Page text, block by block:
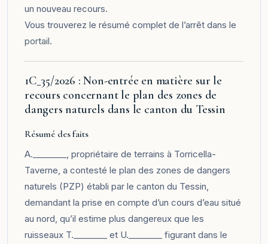
un nouveau recours.
Vous trouverez le résumé complet de l’arrêt dans le
portail.
1C_35/2026 : Non-entrée en matière sur le
recours concernant le plan des zones de
dangers naturels dans le canton du Tessin
Résumé des faits
A.________, propriétaire de terrains à Torricella-
Taverne, a contesté le plan des zones de dangers
naturels (PZP) établi par le canton du Tessin,
demandant la prise en compte d’un cours d’eau situé
au nord, qu’il estime plus dangereux que les
ruisseaux T.________ et U.________ figurant dans le